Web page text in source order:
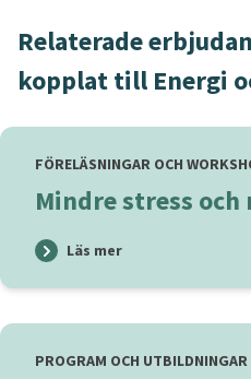
Relaterade
kopplat till Energi
FÖRELÄSNINGAR OCH
Mindre stress och
Läs mer
PROGRAM OCH UTBILDNINGAR